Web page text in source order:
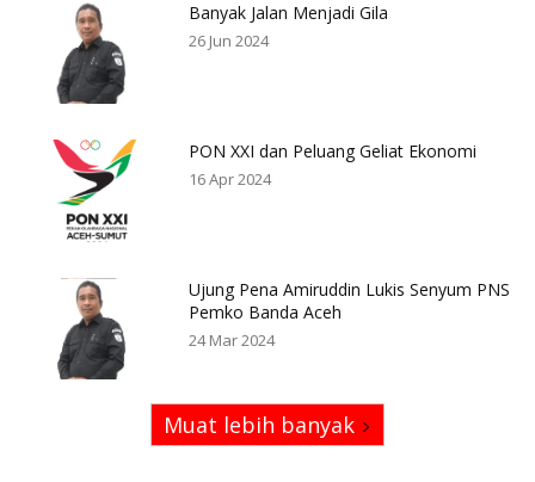
Banyak Jalan Menjadi Gila
26 Jun 2024
PON XXI dan Peluang Geliat Ekonomi
16 Apr 2024
Ujung Pena Amiruddin Lukis Senyum PNS
Pemko Banda Aceh
24 Mar 2024
Muat lebih banyak